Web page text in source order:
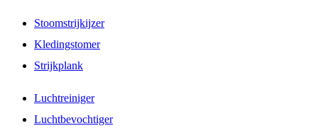
Stoomstrijkijzer
Kledingstomer
Strijkplank
Luchtreiniger
Luchtbevochtiger